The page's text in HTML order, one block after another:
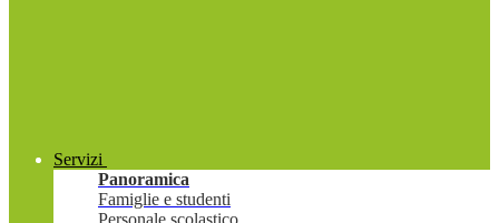
Servizi
Panoramica
Famiglie e studenti